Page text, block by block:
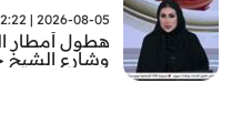
2026-08-05 | 12:22
هطول أمطار
وشارع الشيخ